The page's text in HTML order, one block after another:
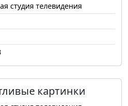
студия телевидения
картинки